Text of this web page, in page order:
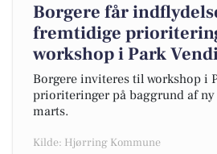
Borgere får
fremtidige
workshop i Park
Borgere inviteres til workshop i
prioriteringer på baggrund af ny
marts.
Kilde: Hjørring Kommune